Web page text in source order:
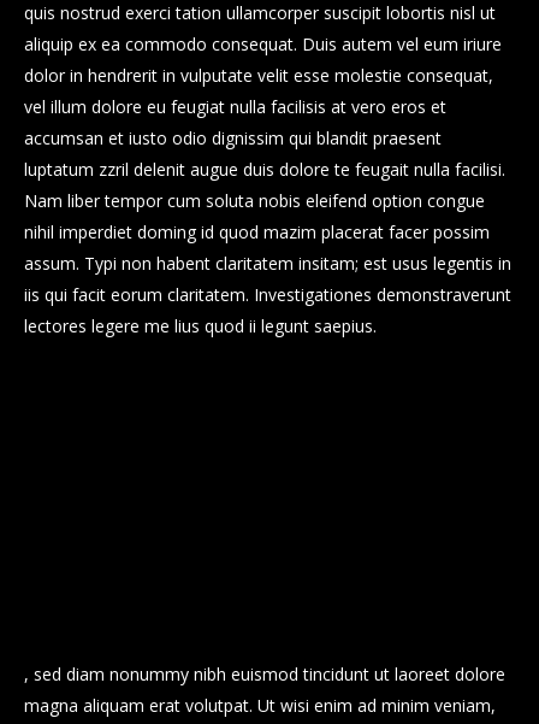
Howe to grow business plan
Sticky Post
Howe to grow business plan
Legentis in iis qui facit eorum
quis nostrud exerci tation ullamcorper suscipit lobortis nisl ut
aliquip ex ea commodo consequat. Duis autem vel eum iriure
dolor in hendrerit in vulputate velit esse molestie consequat,
vel illum dolore eu feugiat nulla facilisis at vero eros et
accumsan et iusto odio dignissim qui blandit praesent
luptatum zzril delenit augue duis dolore te feugait nulla facilisi.
Nam liber tempor cum soluta nobis eleifend option congue
nihil imperdiet doming id quod mazim placerat facer possim
assum. Typi non habent claritatem insitam; est usus legentis in
iis qui facit eorum claritatem. Investigationes demonstraverunt
lectores legere me lius quod ii legunt saepius.
, sed diam nonummy nibh euismod tincidunt ut laoreet dolore
magna aliquam erat volutpat. Ut wisi enim ad minim veniam,